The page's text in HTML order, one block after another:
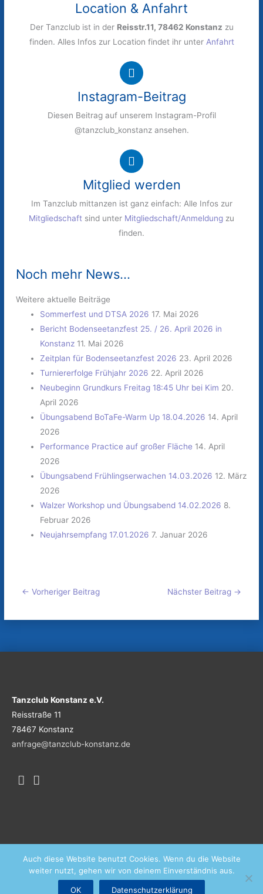
Location & Anfahrt
Der Tanzclub ist in der Reisstr.11, 78462 Konstanz zu
finden. Alles Infos zur Location findet ihr unter Anfahrt
Instagram-Beitrag
Diesen Beitrag auf unserem Instagram-Profil
@tanzclub_konstanz ansehen.
Mitglied werden
Im Tanzclub mittanzen ist ganz einfach: Alle Infos zur
Mitgliedschaft sind unter Mitgliedschaft/Anmeldung zu
finden.
Noch mehr News...
Weitere aktuelle Beiträge
Sommerfest und DTSA 2026 17. Mai 2026
Bericht Bodenseetanzfest 25. / 26. April 2026 in
Konstanz 11. Mai 2026
Zeitplan für Bodenseetanzfest 2026 23. April 2026
Turniererfolge Frühjahr 2026 22. April 2026
Neubeginn Grundkurs Freitag 18:45 Uhr bei Kim 20.
April 2026
Übungsabend BoTaFe-Warm Up 18.04.2026 14. April
2026
Performance Practice auf großer Fläche 14. April
2026
Übungsabend Frühlingserwachen 14.03.2026 12. März
2026
Walzer Workshop und Übungsabend 14.02.2026 8.
Februar 2026
Neujahrsempfang 17.01.2026 7. Januar 2026
← Vorheriger Beitrag Nächster Beitrag →
Tanzclub Konstanz e.V.
Reisstraße 11
78467 Konstanz
anfrage@tanzclub-konstanz.de
Kontakt Datenschutz Impressum
Auch diese Website benutzt Cookies. Wenn du die Website
weiter nutzt, gehen wir von deinem Einverständnis aus.
OK Datenschutzerklärung